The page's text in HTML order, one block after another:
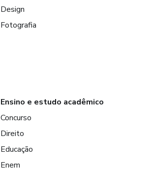
Design
Fotografia
Ensino e estudo acadêmico
Concurso
Direito
Educação
Enem